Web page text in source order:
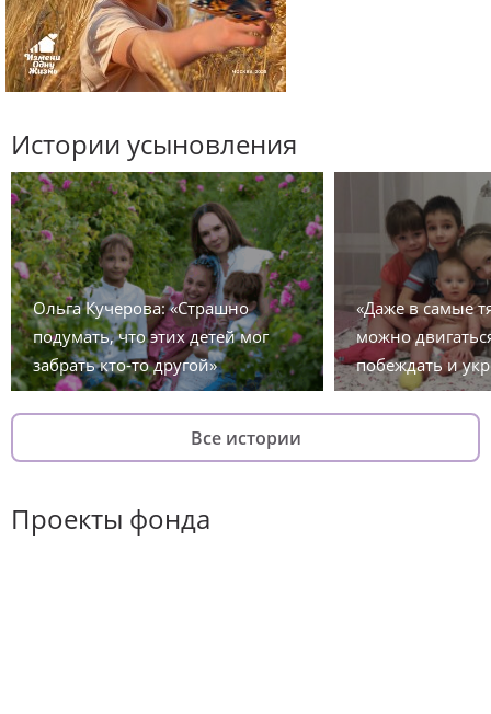
Истории усыновления
Ольга Кучерова: «Страшно
подумать, что этих детей мог
забрать кто-то другой»
«Даже в самые
можно
побеждать и
Все истории
Проекты фонда